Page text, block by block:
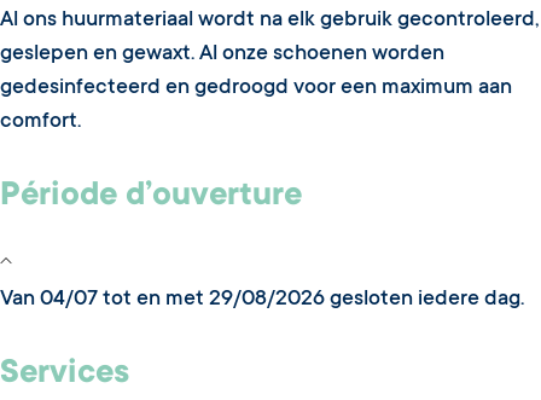
Al ons huurmateriaal wordt na elk gebruik gecontroleerd,
geslepen en gewaxt. Al onze schoenen worden
gedesinfecteerd en gedroogd voor een maximum aan
comfort.
Période d’ouverture
Van 04/07 tot en met 29/08/2026 gesloten iedere dag.
Services